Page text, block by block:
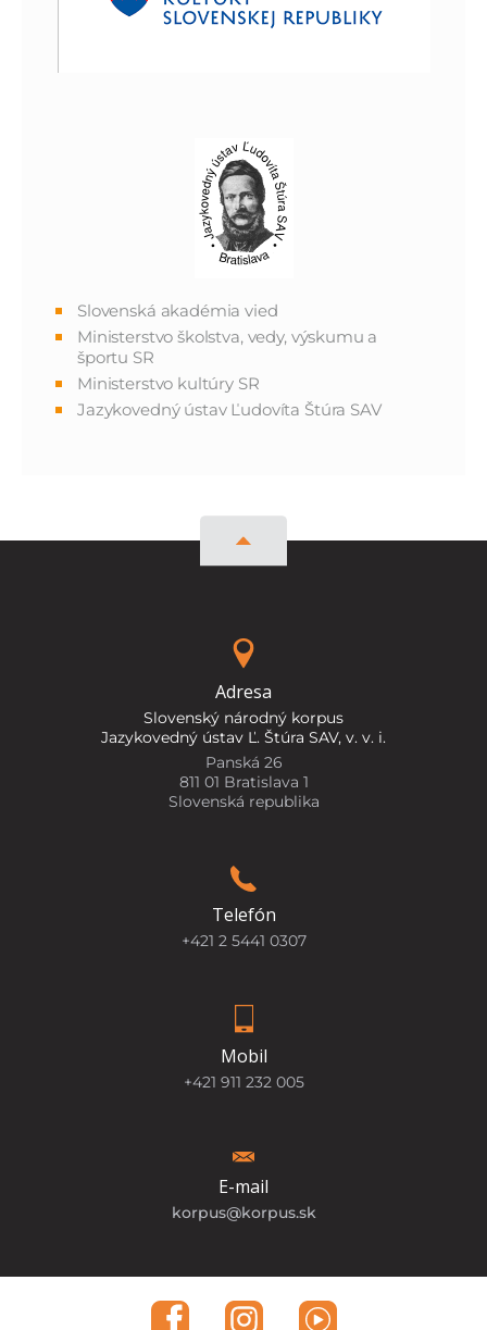
Slovenská akadémia vied
Ministerstvo školstva, vedy, výskumu a
športu SR
Ministerstvo kultúry SR
Jazykovedný ústav Ľudovíta Štúra SAV
Adresa
Slovenský národný korpus
Jazykovedný ústav Ľ. Štúra SAV, v. v. i.
Panská 26
811 01 Bratislava 1
Slovenská republika
Telefón
+421 2 5441 0307
Mobil
+421 911 232 005
E-mail
korpus@korpus.sk